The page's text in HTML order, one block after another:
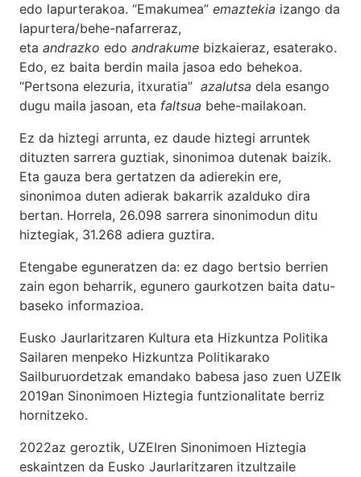
edo lapurterakoa. “Emakumea” emaztekia izango da
lapurtera/behe-nafarreraz,
eta andrazko edo andrakume bizkaieraz, esaterako.
Edo, ez baita berdin maila jasoa edo behekoa.
“Pertsona elezuria, itxuratia” azalutsa dela esango
dugu maila jasoan, eta faltsua behe-mailakoan.
Ez da hiztegi arrunta, ez daude hiztegi arruntek
dituzten sarrera guztiak, sinonimoa dutenak baizik.
Eta gauza bera gertatzen da adierekin ere,
sinonimoa duten adierak bakarrik azalduko dira
bertan. Horrela, 26.098 sarrera sinonimodun ditu
hiztegiak, 31.268 adiera guztira.
Etengabe eguneratzen da: ez dago bertsio berrien
zain egon beharrik, egunero gaurkotzen baita datu-
baseko informazioa.
Eusko Jaurlaritzaren Kultura eta Hizkuntza Politika
Sailaren menpeko Hizkuntza Politikarako
Sailburuordetzak emandako babesa jaso zuen UZEIk
2019an Sinonimoen Hiztegia funtzionalitate berriz
hornitzeko.
2022az geroztik, UZEIren Sinonimoen Hiztegia
eskaintzen da Eusko Jaurlaritzaren itzultzaile